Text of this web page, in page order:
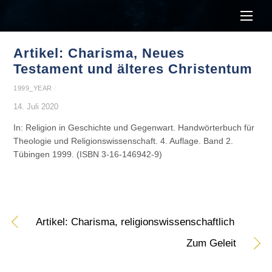
Artikel: Charisma, Neues
Testament und älteres Christentum
1999_YEAR
14. Juli 2020
In: Religion in Geschichte und Gegenwart. Handwörterbuch für
Theologie und Religionswissenschaft. 4. Auflage. Band 2.
Tübingen 1999. (ISBN 3-16-146942-9)
Artikel: Charisma, religionswissenschaftlich
Zum Geleit